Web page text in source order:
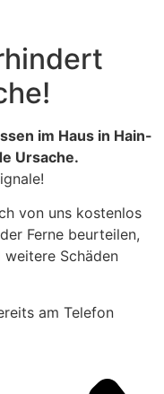
im Haus in Hain-
Ursache.
von uns kostenlos
Ferne beurteilen,
Schäden
am Telefon